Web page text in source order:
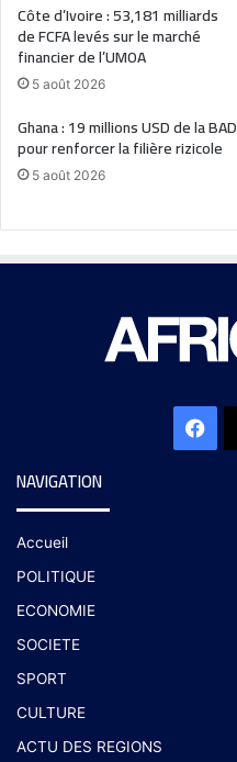
Côte d’Ivoire : 53,181 milliards
de FCFA levés sur le marché
financier de l’UMOA
5 août 2026
Ghana : 19 millions USD de la BAD
pour renforcer la filière rizicole
5 août 2026
NAVIGATION
Accueil
POLITIQUE
ECONOMIE
SOCIETE
SPORT
CULTURE
ACTU DES REGIONS